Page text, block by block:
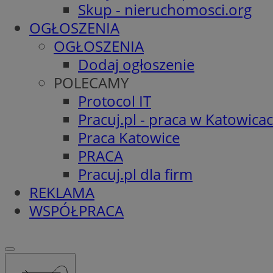
Skup - nieruchomosci.org
OGŁOSZENIA
OGŁOSZENIA
Dodaj ogłoszenie
POLECAMY
Protocol IT
Pracuj.pl - praca w
Praca Katowice
PRACA
Pracuj.pl dla firm
REKLAMA
WSPÓŁPRACA